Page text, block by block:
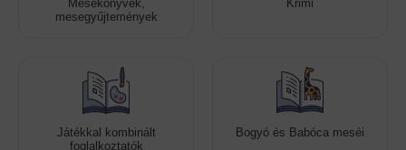
Mesekönyvek,
mesegyűjtemények
Krimi
Játékkal kombinált
foglalkoztatók
Bogyó és Babóca meséi